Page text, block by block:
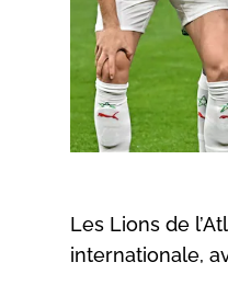
Les Lions de
internationale,